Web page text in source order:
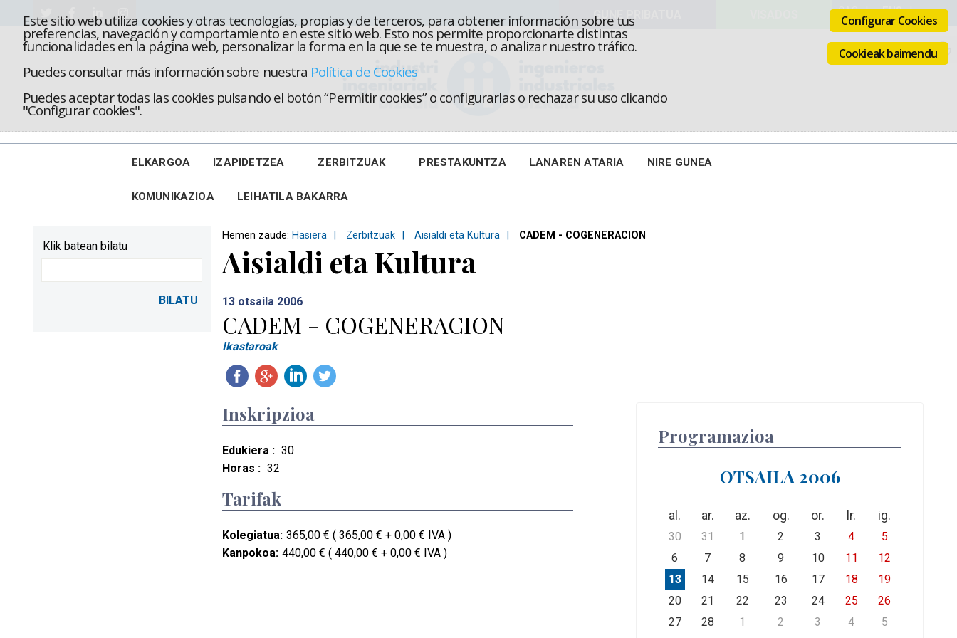
Este sitio web utiliza cookies y otras tecnologías, propias y de terceros, para obtener información sobre tus
preferencias, navegación y comportamiento en este sitio web. Esto nos permite proporcionarte distintas
funcionalidades en la página web, personalizar la forma en la que se te muestra, o analizar nuestro tráfico.
Puedes consultar más información sobre nuestra Política de Cookies
Puedes aceptar todas las cookies pulsando el botón “Permitir cookies” o configurarlas o rechazar su uso clicando
"Configurar cookies".
Configurar Cookies
Cookieak baimendu
ELKARGOA IZAPIDETZEA ZERBITZUAK PRESTAKUNTZA LANAREN ATARIA NIRE GUNEA
KOMUNIKAZIOA LEIHATILA BAKARRA
Hemen zaude: Hasiera Zerbitzuak Aisialdi eta Kultura CADEM - COGENERACION
Aisialdi eta Kultura
13 otsaila 2006
CADEM - COGENERACION
Ikastaroak
Programazioa
OTSAILA 2006
al. ar. az. og. or. lr. ig.
30 31 1 2 3 4
5
6
7 8 9 10 11
12
13
14 15 16 17 18
19
20
21 22 23 24 25
26
27
28 1 2 3 4
5
Inskripzioa
Edukiera : 30
Horas : 32
Tarifak
Kolegiatua: 365,00 € ( 365,00 € + 0,00 € IVA )
Kanpokoa: 440,00 € ( 440,00 € + 0,00 € IVA )
Klik batean bilatu